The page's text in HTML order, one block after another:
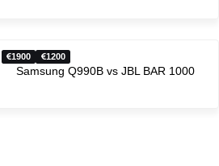
1900 1200
Samsung Q990B vs JBL BAR 1000